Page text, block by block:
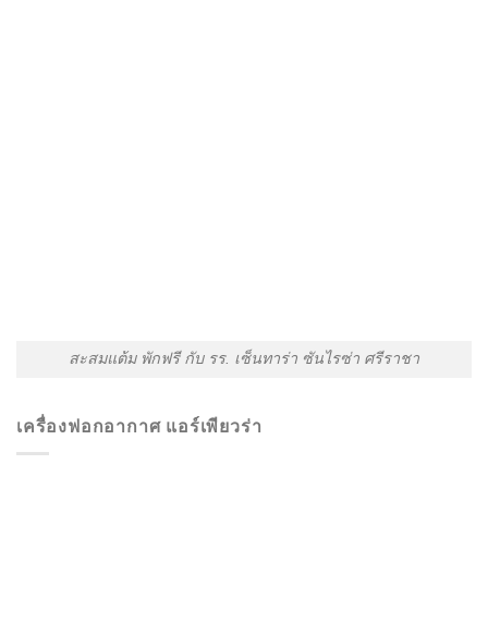
สะสมแต้ม พักฟรี กับ รร. เซ็นทาร่า ซันไรซ่า ศรีราชา
เครื่องฟอกอากาศ แอร์เพียวร่า